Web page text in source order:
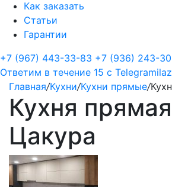
Как заказать
Статьи
Гарантии
+7 (967) 443-33-83 +7 (936) 243-
Ответим в течение 15 с Telegram
Главная/Кухни/Кухни прямые/
Кухня прямая
Цакура